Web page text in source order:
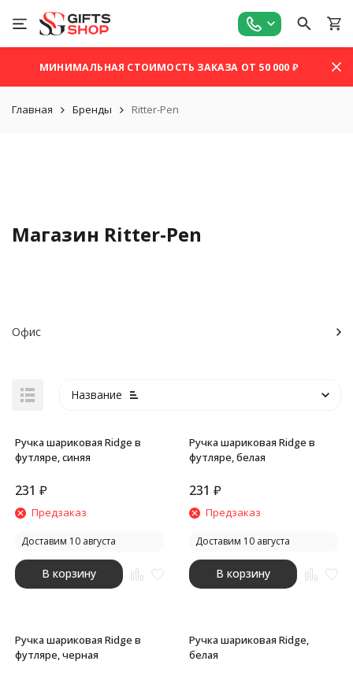
МИНИМАЛЬНАЯ СТОИМОСТЬ ЗАКАЗА ОТ 50 000 ₽
Главная Бренды Ritter-Pen
Магазин Ritter-Pen
Офис
Название
Ручка шариковая Ridge в
футляре, синяя
231 ₽
Предзаказ
Доставим 10 августа
В корзину
Ручка шариковая Ridge в
футляре, белая
231 ₽
Предзаказ
Доставим 10 августа
В корзину
Ручка шариковая Ridge в
футляре, черная
Ручка шариковая Ridge,
белая